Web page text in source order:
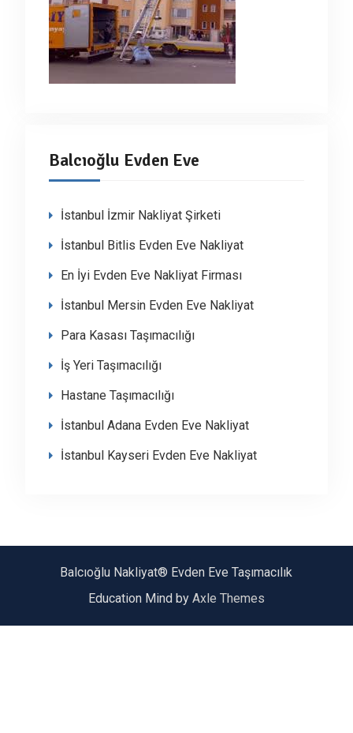
Balcıoğlu Evden Eve
İstanbul İzmir Nakliyat Şirketi
İstanbul Bitlis Evden Eve Nakliyat
En İyi Evden Eve Nakliyat Firması
İstanbul Mersin Evden Eve Nakliyat
Para Kasası Taşımacılığı
İş Yeri Taşımacılığı
Hastane Taşımacılığı
İstanbul Adana Evden Eve Nakliyat
İstanbul Kayseri Evden Eve Nakliyat
Balcıoğlu Nakliyat® Evden Eve Taşımacılık
Education Mind by Axle Themes